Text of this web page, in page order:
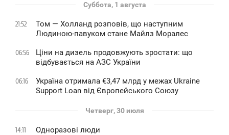
Суббота, 1 августа
21:52
Том — Холланд розповів, що наступним
Людиною-павуком стане Майлз Моралес
06:56
Ціни на дизель продовжують зростати: що
відбувається на АЗС України
06:16
Україна отримала €3,47 млрд у межах Ukraine
Support Loan від Європейського Союзу
Четверг, 30 июля
14:11 Одноразові люди